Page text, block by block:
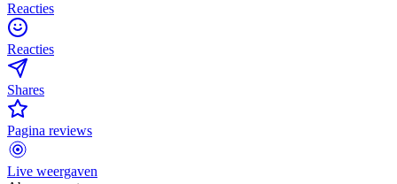
Reacties
Reacties
Shares
Pagina reviews
Live weergaven